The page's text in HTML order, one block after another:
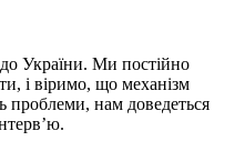
України. Ми постійно
і віримо, що механізм
проблеми, нам доведеться